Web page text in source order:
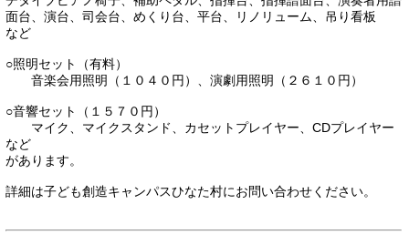
面台、演台、司会台、めくり台、平台、リノリューム、吊り看板
など
○照明セット（有料）
音楽会用照明（１０４０円）、演劇用照明（２６１０円）
○音響セット（１５７０円）
マイク、マイクスタンド、カセットプレイヤー、CDプレイヤー
など
があります。
詳細は子ども創造キャンパスひなた村にお問い合わせください。